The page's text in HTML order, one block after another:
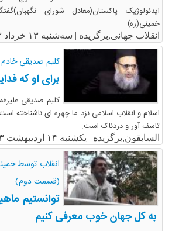
ایدئولوژیک پاکستان(معادل شورای
خمینی(ره)
انقلاب جهانی,برگزیده | سه‌شنبه ۱۳ خرداد ۱۳۹۳
کلیم صدیقی خادم
برای او که
کلیم صدیقی
اسلام و انقلاب اسلامی نزد ما چهره ای ناشناخته
تاسف آور و دردناک است.
السابقون,برگزیده | یکشنبه ۱۴ اردیبهشت ۱۳۹۳
انقلاب توسط
(قسمت دوم)
توانستیم
به کل جهان خوب معرفی کنیم